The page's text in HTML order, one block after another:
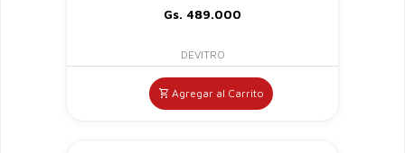
Gs. 489.000
DEVITRO
Agregar al Carrito